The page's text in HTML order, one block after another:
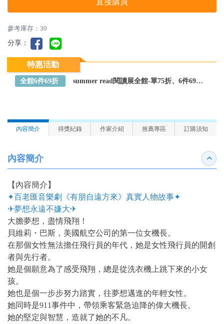
直接購買
參考庫存：30
分享：
特惠活動
全館6件69折 summer read閱讀展全館-單75折、6件69折～全館任選
內容簡介 得獎紀錄 作家介紹 推薦專區 訂購須知
內容簡介 收合
【內容簡介】
✦百老匯音樂劇《有朋自遠方來》真實人物故事✦
✈夢想永遠不嫌大✈
大膽夢想，盡情飛翔！
貝維莉・巴斯，美國航空公司的第一位女機長。
在那個女性無法擔任飛行員的年代，她是女性飛行員的開創
者與先行者。
她是個願意為了感受飛翔，總是從洗衣機上跳下來的小女
孩。
她也是個一步步努力踏實，往夢想邁進的年輕女性。
她同時是911事件中，帶領乘客緊急迫降的偉大機長。
她的堅定與智慧，造就了她的不凡。